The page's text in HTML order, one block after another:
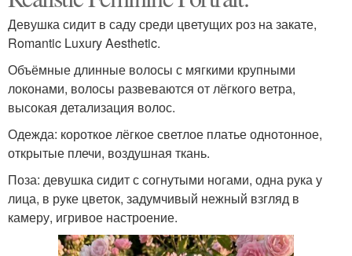
Девушка сидит в саду среди цветущих роз на закате,
Romantic Luxury Aesthetic.
Объёмные длинные волосы с мягкими крупными
локонами, волосы развеваются от лёгкого ветра,
высокая детализация волос.
Одежда: короткое лёгкое светлое платье однотонное,
открытые плечи, воздушная ткань.
Поза: девушка сидит с согнутыми ногами, одна рука у
лица, в руке цветок, задумчивый нежный взгляд в
камеру, игривое настроение.